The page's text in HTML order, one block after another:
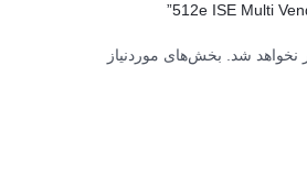
512e ISE Multi
نخواهد شد. بخش‌های موردنیاز